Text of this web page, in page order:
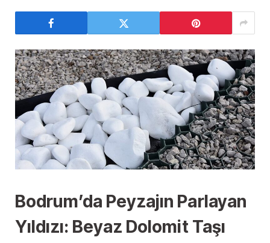
Bodrum’da Peyzajın Parlayan
Yıldızı: Beyaz Dolomit Taşı